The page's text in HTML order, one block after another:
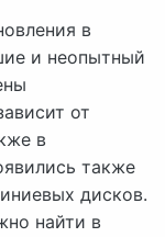
в
и неопытный
от
в
также
дисков.
найти в